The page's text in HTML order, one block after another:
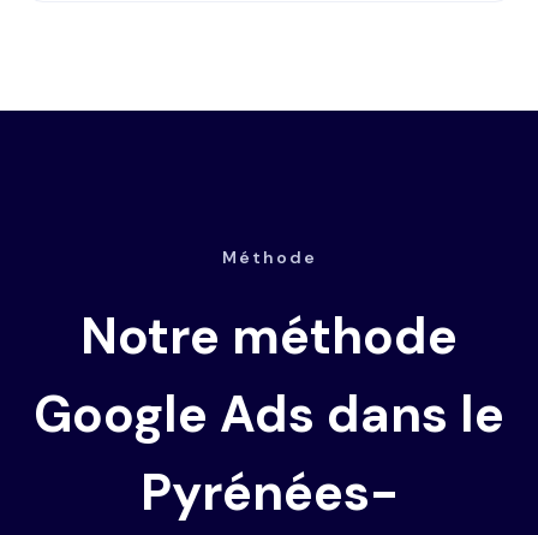
Méthode
Notre méthode
Google Ads dans le
Pyrénées-